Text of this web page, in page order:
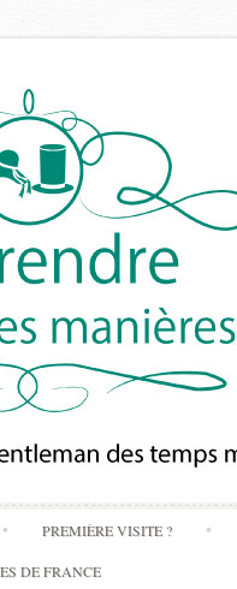
Skip
to
content
PREMIÈRE VISITE ?
DE FRANCE